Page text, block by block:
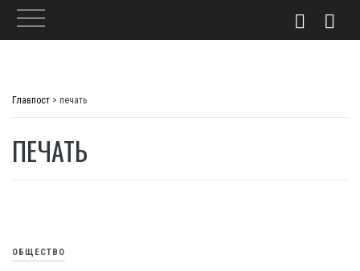
Главпост > печать
ПЕЧАТЬ
ОБЩЕСТВО